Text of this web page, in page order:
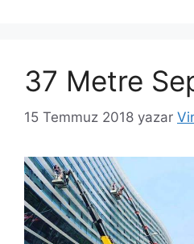
37 Metre
15 Temmuz 2018 yazar